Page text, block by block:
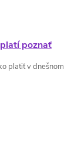
poznať
platiť v dnešnom